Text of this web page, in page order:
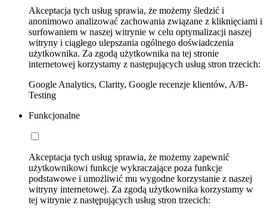
Akceptacja tych usług sprawia, że możemy śledzić i
anonimowo analizować zachowania związane z kliknięciami i
surfowaniem w naszej witrynie w celu optymalizacji naszej
witryny i ciągłego ulepszania ogólnego doświadczenia
użytkownika. Za zgodą użytkownika na tej stronie
internetowej korzystamy z następujących usług stron trzecich:
Google Analytics, Clarity, Google recenzje klientów, A/B-
Testing
Funkcjonalne
Akceptacja tych usług sprawia, że możemy zapewnić
użytkownikowi funkcje wykraczające poza funkcje
podstawowe i umożliwić mu wygodne korzystanie z naszej
witryny internetowej. Za zgodą użytkownika korzystamy w
tej witrynie z następujących usług stron trzecich: